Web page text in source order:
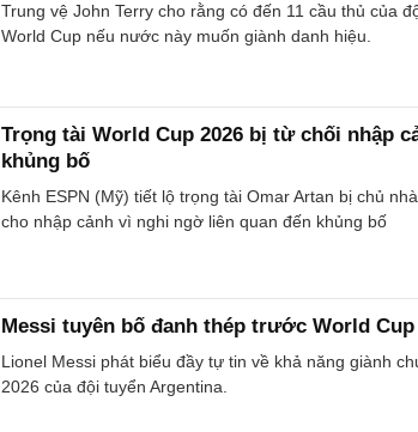
Trung vệ John Terry cho rằng có đến 11 cầu thủ của
World Cup nếu nước này muốn giành danh hiệu.
Trọng tài World Cup 2026 bị từ chối nhập
khủng bố
Kênh ESPN (Mỹ) tiết lộ trọng tài Omar Artan bị chủ
cho nhập cảnh vì nghi ngờ liên quan đến khủng bố
Messi tuyên bố đanh thép trước World Cup
Lionel Messi phát biểu đầy tự tin về khả năng giành
2026 của đội tuyển Argentina.